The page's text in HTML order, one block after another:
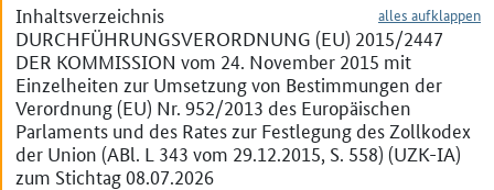
alles aufklappen
Inhaltsverzeichnis
DURCHFÜHRUNGSVERORDNUNG (EU) 2015/2447
DER KOMMISSION vom 24. November 2015 mit
Einzelheiten zur Umsetzung von Bestimmungen der
Verordnung (EU) Nr. 952/2013 des Europäischen
Parlaments und des Rates zur Festlegung des Zollkodex
der Union (ABl. L 343 vom 29.12.2015, S. 558) (UZK-IA)
zum Stichtag 08.07.2026